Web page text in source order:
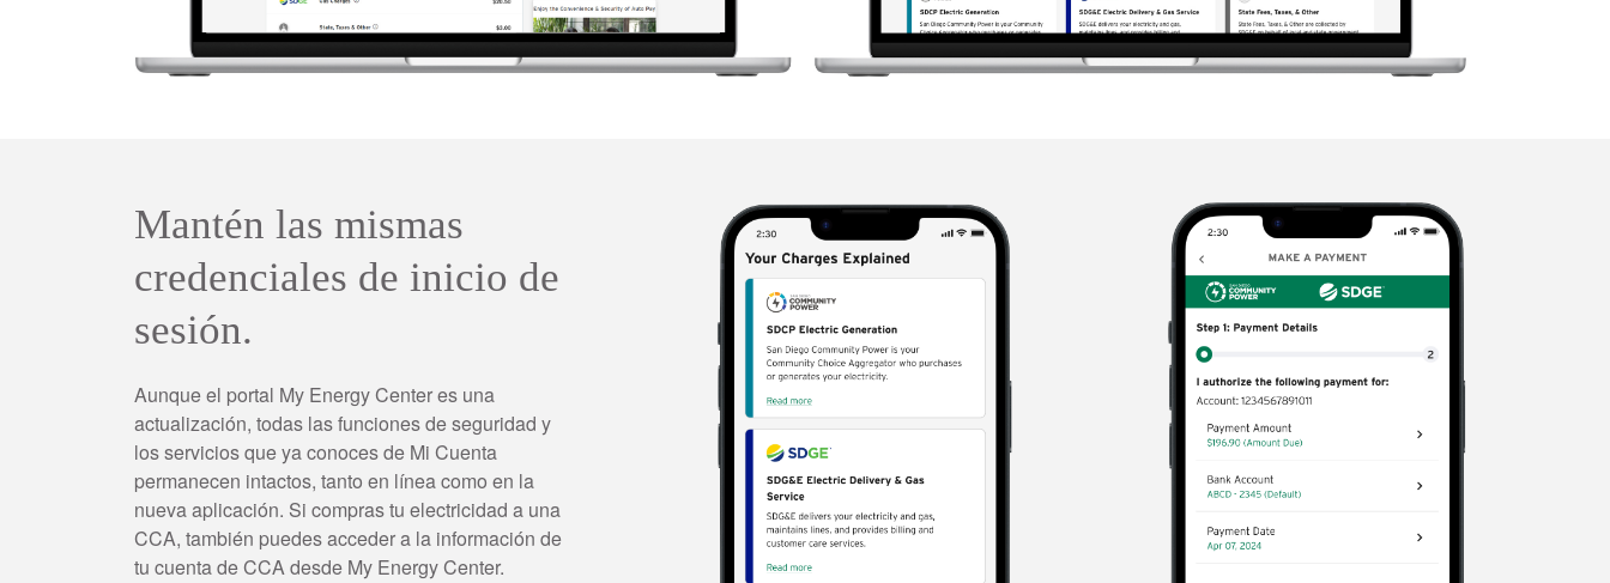
Mantén las mismas
credenciales de inicio de
sesión.
Aunque el portal My Energy Center es una
actualización, todas las funciones de seguridad y
los servicios que ya conoces de Mi Cuenta
permanecen intactos, tanto en línea como en la
nueva aplicación. Si compras tu electricidad a una
CCA, también puedes acceder a la información de
tu cuenta de CCA desde My Energy Center.